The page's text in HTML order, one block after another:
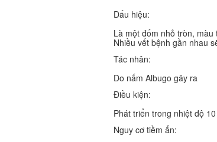
Dấu hiệu:
Là một đốm nhỏ tròn,
Nhiều vết bệnh gần nhau
Tác nhân:
Do nấm Albugo gây ra
Điều kiện:
Phát triển trong nhiệt độ
Nguy cơ tiềm ẩn: